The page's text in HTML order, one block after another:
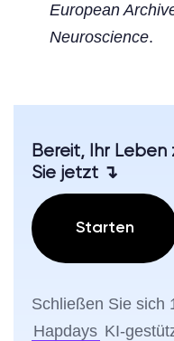
European
Neuroscience.
Bereit, Ihr Leben
Sie jetzt ↴
Starten
Schließen Sie sich
Hapdays KI-